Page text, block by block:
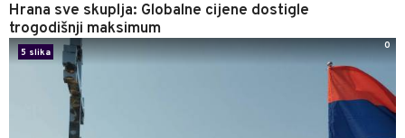
Hrana sve skuplja: Globalne cijene dostigle
trogodišnji maksimum
5 slika
0